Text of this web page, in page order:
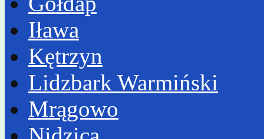
Iława
Kętrzyn
Lidzbark Warmiński
Mrągowo